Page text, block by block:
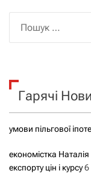
к
Гарячі
умови пільгової
економістка
експорту цін і курсу6